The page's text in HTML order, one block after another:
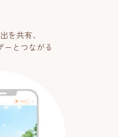
を共有、
とつながる